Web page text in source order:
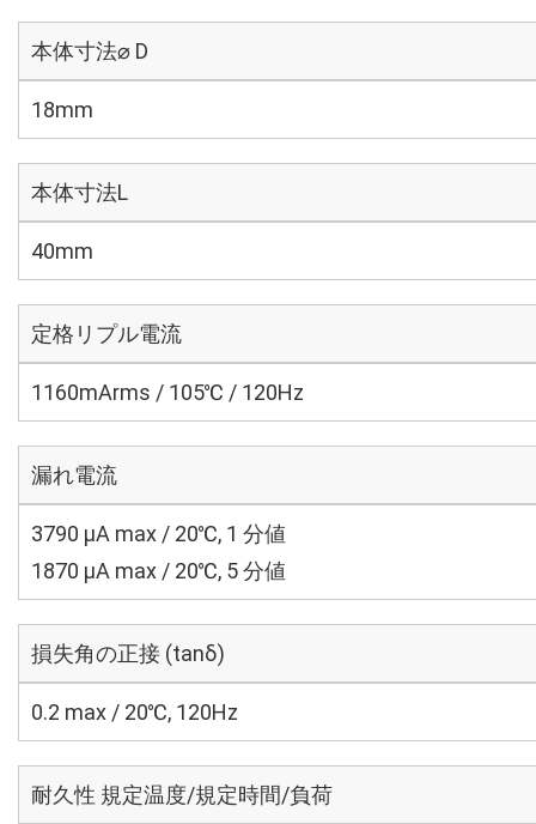
本体寸法⌀ D
18mm
本体寸法L
40mm
定格リプル電流
1160mArms / 105℃ / 120Hz
漏れ電流
3790 μA max / 20℃, 1 分値
1870 μA max / 20℃, 5 分値
損失角の正接 (tanδ)
0.2 max / 20℃, 120Hz
耐久性 規定温度/規定時間/負荷